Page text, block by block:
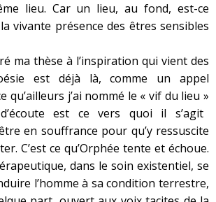
lieu. Car un lieu, au fond, est-ce
vivante présence des êtres sensibles
thèse à l’inspiration qui vient des
est déjà là, comme un appel
qu’ailleurs j’ai nommé le « vif du lieu »
est ce vers quoi il s’agit
en souffrance pour qu’y ressuscite
C’est ce qu’Orphée tente et échoue.
dans le soin existentiel, se
l’homme à sa condition terrestre,